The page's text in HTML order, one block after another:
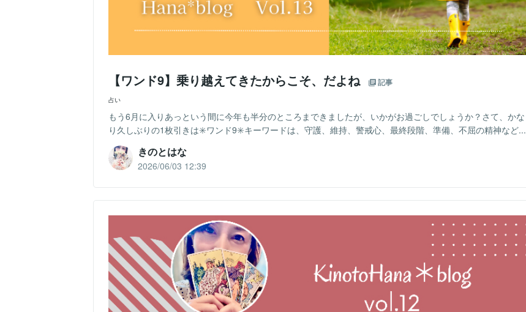
【ワンド9】乗り越えてきたからこそ、だよね 記事
占い
もう6月に入りあっという間に今年も半分のところまできましたが、いかがお過ごしでしょうか？さて、かな
り久しぶりの1枚引きは✳️ワンド9✳️キーワードは、守護、維持、警戒心、最終段階、準備、不屈の精神など...
きのとはな
2026/06/03 12:39